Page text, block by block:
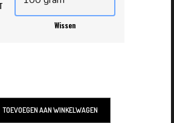
Wissen
TOEVOEGEN AAN WINKELWAGEN